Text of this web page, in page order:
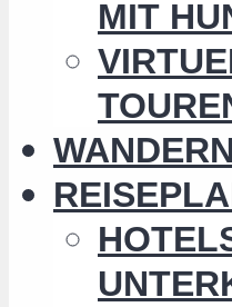
MIT
WANDERN